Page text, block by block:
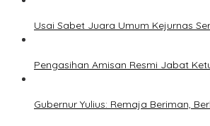
Usai Sabet Juara Umum Kejurnas
Pengasihan Amisan Resmi Jabat
Gubernur Yulius: Remaja Beriman,